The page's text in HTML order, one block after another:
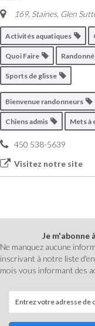
169, Staines, Glen
Activités aquatiques
Quoi Faire
Sports de glisse
Bienvenue randonneurs
Chiens admis Mets à
450 538-5639
Visitez notre site
Je
Ne manquez aucune
inscrivant à notre liste
mois vous informant des